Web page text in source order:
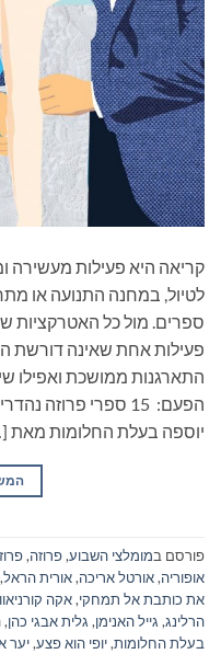
קריאה היא פעילות מעשירה
לטיול, במחנה התנועה או
ספרים. מול כל האטרקציות
פעילות אחת שאינה דורשת
התארגנות ממושכת ואפילו
הפעם: 15 ספרי
יוספה בעלת החלומות מאת
פורסם במומלצי השבוע,פרוזה,
אופוריה,אורטל אריכה,אורית הראל,
את כותבת אל תמחקי,אקה
הרלינג, גייל האנימן, גלית אבגי כהן,
בעלת החלומות,יופי הוא פצע,יער